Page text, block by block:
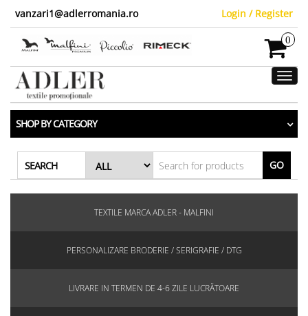
vanzari1@adlerromania.ro Login / Register
0
SHOP BY CATEGORY
SEARCH GO
TEXTILE MARCA ADLER - MALFINI
PERSONALIZARE BRODERIE / SERIGRAFIE / DTG
LIVRARE IN TERMEN DE 4-6 ZILE LUCRĂTOARE